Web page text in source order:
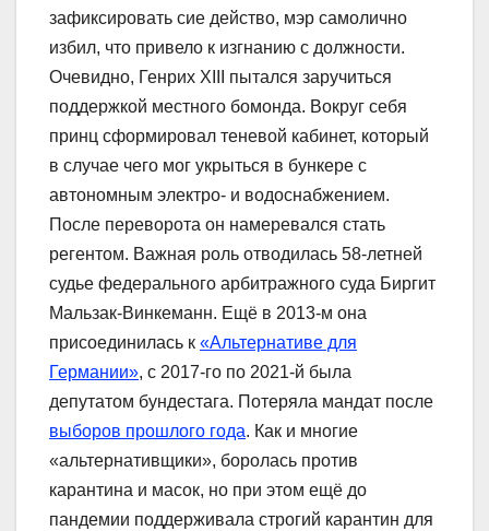
зафиксировать сие действо, мэр самолично
избил, что привело к изгнанию с должности.
Очевидно, Генрих XIII пытался заручиться
поддержкой местного бомонда. Вокруг себя
принц сформировал теневой кабинет, который
в случае чего мог укрыться в бункере с
автономным электро- и водоснабжением.
После переворота он намеревался стать
регентом. Важная роль отводилась 58-летней
судье федерального арбитражного суда Биргит
Мальзак-Винкеманн. Ещё в 2013-м она
присоединилась к «Альтернативе для
Германии», с 2017-го по 2021-й была
депутатом бундестага. Потеряла мандат после
выборов прошлого года. Как и многие
«альтернативщики», боролась против
карантина и масок, но при этом ещё до
пандемии поддерживала строгий карантин для